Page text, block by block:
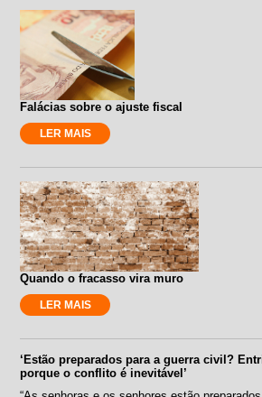
Falácias sobre o ajuste fiscal
LER MAIS
Quando o fracasso vira muro
LER MAIS
‘Estão preparados para a guerra civil?
porque o conflito é inevitável’